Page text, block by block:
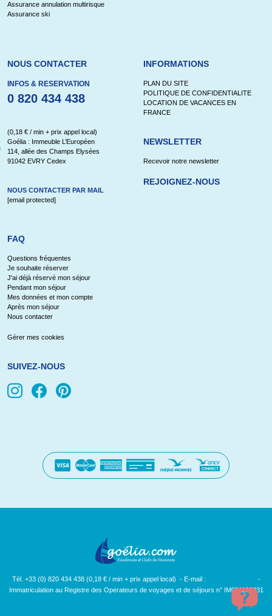
Assurance annulation multirisque
Assurance ski
NOUS CONTACTER
INFOS & RESERVATION
0 820 434 438
(0,18 € / min + prix appel local)
Goélia : Immeuble L’Européen
114, allée des Champs Elysées
91042 EVRY Cedex
NOUS CONTACTER PAR MAIL
[email protected]
INFORMATIONS
PLAN DU SITE
POLITIQUE DE CONFIDENTIALITE
LOCATION DE VACANCES EN
FRANCE
NEWSLETTER
Recevoir notre newsletter
REJOIGNEZ-NOUS
FAQ
Questions fréquentes
Je souhaite réserver
J'ai déjà réservé mon séjour
Pendant mon séjour
Mes données et mon compte
Après mon séjour
Nous contacter
Gérer mes cookies
SUIVEZ-NOUS
Tél. +33 (0) 820 434 438 (0,18 € / min + prix appel local) - E-mail :
-
Immatriculation au Registre des Operateurs de voyages et de séjours n° IM091100031